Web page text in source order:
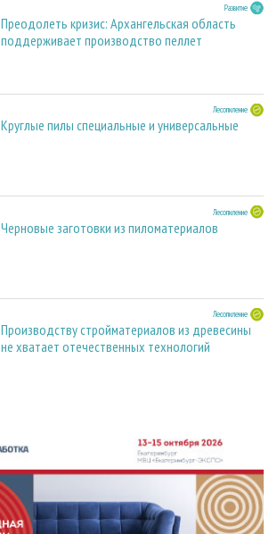
Развитие
Преодолеть кризис: Архангельская область
поддерживает производство пеллет
Лесопиление
Круглые пилы специальные и универсальные
Лесопиление
Черновые заготовки из пиломатериалов
Лесопиление
Производству стройматериалов из древесины
не хватает отечественных технологий